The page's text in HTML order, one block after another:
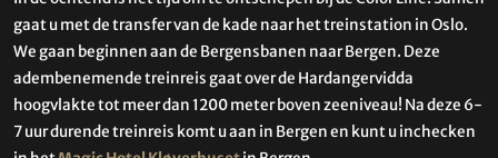
gaat u met de transfer van de kade naar het treinstation in Oslo.
We gaan beginnen aan de Bergensbanen naar Bergen. Deze
adembenemende treinreis gaat over de Hardangervidda
hoogvlakte tot meer dan 1200 meter boven zeeniveau! Na deze 6-
7 uur durende treinreis komt u aan in Bergen en kunt u inchecken